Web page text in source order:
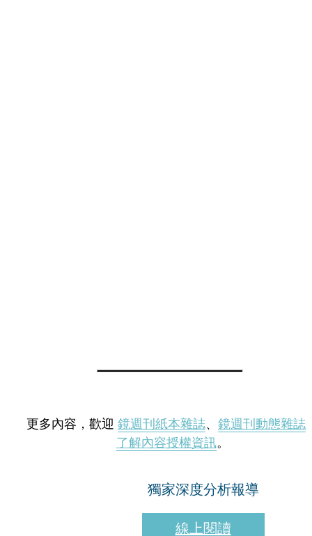
更多內容，歡迎 鏡週刊紙本雜誌、 鏡週刊動態雜誌
了解內容授權資訊。
獨家深度分析報導
線上閱讀